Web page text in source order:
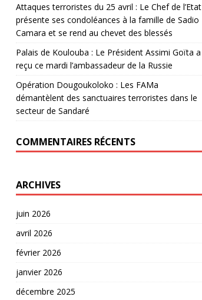
Attaques terroristes du 25 avril : Le Chef de l’Etat
présente ses condoléances à la famille de Sadio
Camara et se rend au chevet des blessés
Palais de Koulouba : Le Président Assimi Goïta a
reçu ce mardi l’ambassadeur de la Russie
Opération Dougoukoloko : Les FAMa
démantèlent des sanctuaires terroristes dans le
secteur de Sandaré
COMMENTAIRES RÉCENTS
ARCHIVES
juin 2026
avril 2026
février 2026
janvier 2026
décembre 2025